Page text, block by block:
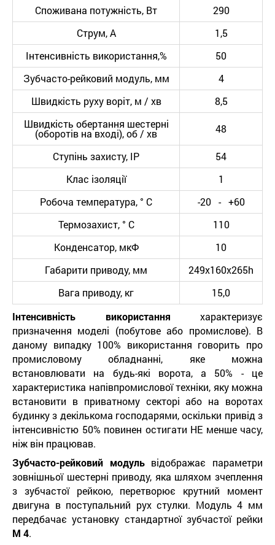
Споживана потужність, Вт
290
Струм, А
1,5
Інтенсивність використання,%
50
Зубчасто-рейковий модуль, мм
4
Швидкість руху воріт, м / хв
8,5
Швидкість обертання шестерні
(оборотів на вході), об / хв 48
Ступінь захисту, IP
54
Клас ізоляції
1
Робоча температура, ° С
-20 - +60
Термозахист, ° С
110
Конденсатор, мкФ
10
Габарити приводу, мм
249х160х265h
Вага приводу, кг
15,0
Інтенсивність використання характеризує
призначення моделі (побутове або промислове). В
даному випадку 100% використання говорить про
промисловому обладнанні, яке можна
встановлювати на будь-які ворота, а 50% - це
характеристика напівпромислової техніки, яку можна
встановити в приватному секторі або на воротах
будинку з декількома господарями, оскільки привід з
інтенсивністю 50% повинен остигати НЕ менше часу,
ніж він працював.
Зубчасто-рейковий модульвідображає параметри
зовнішньої шестерні приводу, яка шляхом зчеплення
з зубчастої рейкою, перетворює крутний момент
двигуна в поступальний рух стулки. Модуль 4 мм
передбачає установку стандартної зубчастої рейки
М 4.